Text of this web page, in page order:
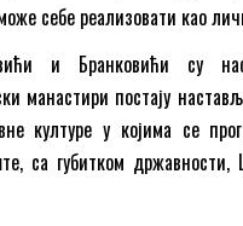
себе реализовати као
и Бранковићи су
манастири постају
културе у којима се
са губитком државности,